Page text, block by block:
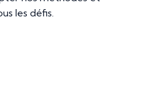
les défis.